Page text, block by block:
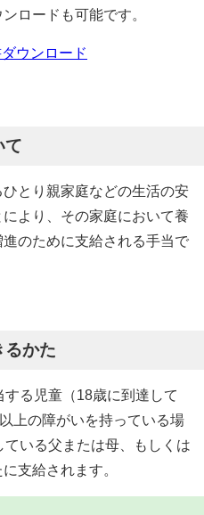
ロードも可能です。
ウンロード
て
とり親家庭などの生活の安
より、その家庭において養
のために支給される手当で
るかた
る児童（18歳に到達して
上の障がいを持っている場
いる父または母、もしくは
支給されます。